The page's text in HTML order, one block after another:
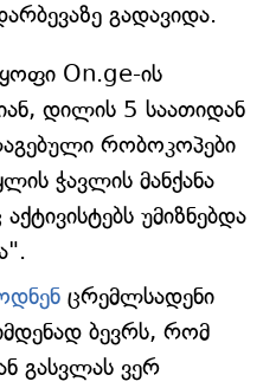
გადავიდა.
On.ge-ის
დილის 5 საათიდან
რობოკოპები
ჭავლის მანქანა
უმიზნებდა
ცრემლსადენი
ბევრს, რომ
გასვლას ვერ